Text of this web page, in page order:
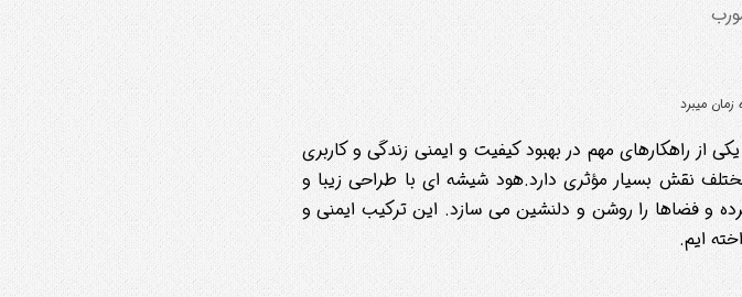
راهکارهای مهم در بهبود کیفیت و ایمنی زندگی و کاربری
نقش بسیار مؤثری دارد.هود شیشه ای با طراحی زیبا و
و فضاها را روشن و دلنشین می سازد. این ترکیب ایمنی و
ایم.